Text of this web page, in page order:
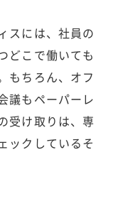
スには、社員の
どこで働いても
もちろん、オフ
議もペーパーレ
受け取りは、専
ックしているそ